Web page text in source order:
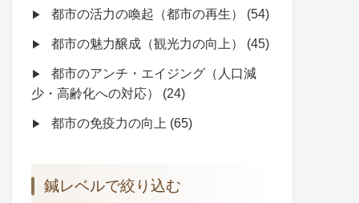
都市の活力の喚起（都市の再生） (54)
都市の魅力醸成（観光力の向上） (45)
都市のアンチ・エイジング（人口減
少・高齢化への対応） (24)
都市の免疫力の向上 (65)
鍼レベルで絞り込む